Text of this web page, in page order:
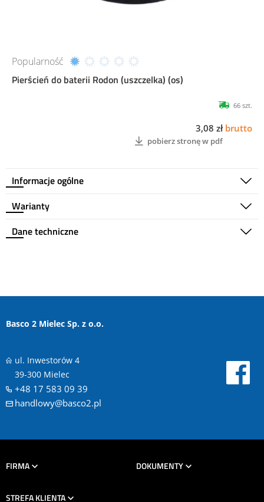
Popularność
Pierścień do baterii Rodon (uszczelka) (os)
Informacje ogólne
66 szt.
3,08 zł brutto
pobierz stronę w pdf
Warianty
Dane techniczne
Basco 2 Mielec Sp. z o.o.
ul. Inwestorów 4
39-300 Mielec
+48 17 583 09 39
handlowy@basco2.pl
FIRMA
STREFA KLIENTA
DOKUMENTY